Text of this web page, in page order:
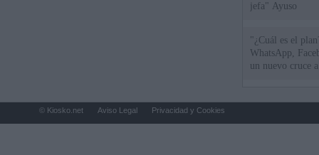
jefa" Ayuso
"¿Cuál es el
WhatsApp,
un nuevo cruce
© Kiosko.net Aviso Legal Privacidad y Cookies